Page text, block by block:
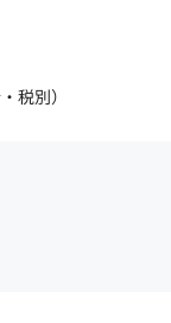
税別）